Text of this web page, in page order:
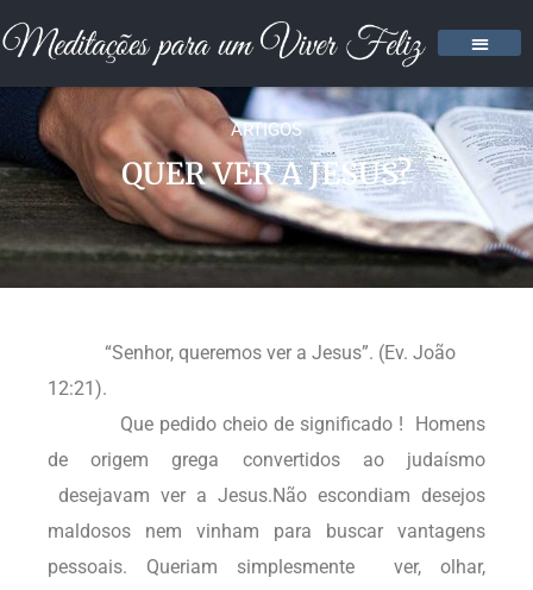
ARTIGOS
QUER VER A JESUS?
“Senhor, queremos ver a Jesus”. (Ev. João
12:21).
Que pedido cheio de significado ! Homens
de origem grega convertidos ao judaísmo
desejavam ver a Jesus.Não escondiam desejos
maldosos nem vinham para buscar vantagens
pessoais. Queriam simplesmente ver, olhar,